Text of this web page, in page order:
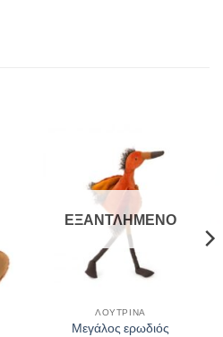
ΕΞΑΝΤΛΗΜΈΝΟ
ΛΟΎΤΡΙΝΑ
Μεγάλος ερωδιός